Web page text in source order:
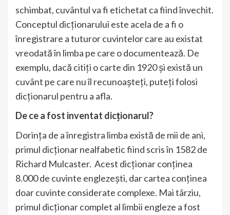
schimbat, cuvântul va fi etichetat ca fiind învechit.
Conceptul dicționarului este acela de a fi o
înregistrare a tuturor cuvintelor care au existat
vreodată în limba pe care o documentează. De
exemplu, dacă citiți o carte din 1920 și există un
cuvânt pe care nu îl recunoașteți, puteți folosi
dicționarul pentru a afla.
De ce a fost inventat dicționarul?
Dorința de a înregistra limba există de mii de ani,
primul dicționar nealfabetic fiind scris în 1582 de
Richard Mulcaster. Acest dicționar conținea
8.000 de cuvinte englezești, dar cartea conținea
doar cuvinte considerate complexe. Mai târziu,
primul dicționar complet al limbii engleze a fost